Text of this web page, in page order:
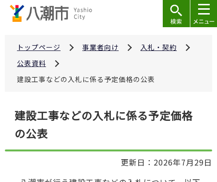
トップページ 事業者向け
入札・契約
公表資料
建設工事などの入札に係る予定価格の公表
建設工事などの入札に係る予定価格
の公表
更新日：2026年7月29日